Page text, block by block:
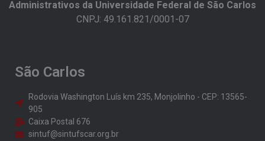
Administrativos da Universidade Federal de São Carlos​
CNPJ: 49.161.821/0001-07
São Carlos
Rodovia Washington Luís km 235, Monjolinho - CEP: 13565-
905
Caixa Postal 676
sintuf@sintufscar.org.br